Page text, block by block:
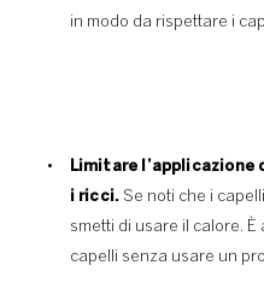
in modo da rispettare i
Limitare
i ricci. Se noti che i
smetti di usare il calore.
capelli senza usare un